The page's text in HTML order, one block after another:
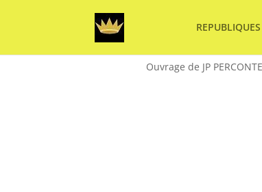
Ouvrage de JP